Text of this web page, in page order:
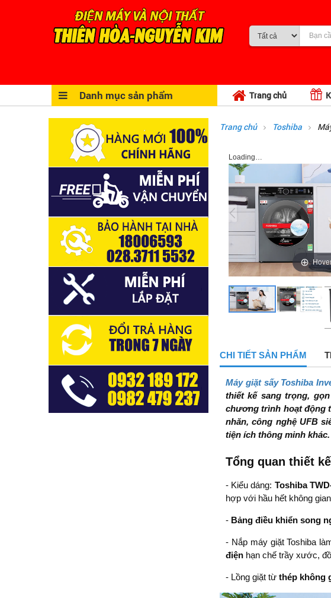
Danh mục sản phẩm Trang chủ
Trang chủ Toshiba
Loading…
CHI TIẾT SẢN PHẨM
Máy giặt sấy Toshiba
thiết kế sang trọng,
chương trình hoạt động
nhăn, công nghệ UFB
tiện ích thông minh khác.
Tổng quan thiết kế
- Kiểu dáng: Toshiba
hợp với hầu hết không
- Bảng điều khiển song
- Nắp máy giặt Toshiba
điện hạn chế trầy xước,
- Lồng giặt từthép không